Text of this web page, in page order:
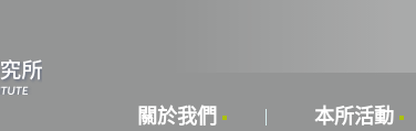
關於我們 本所活動